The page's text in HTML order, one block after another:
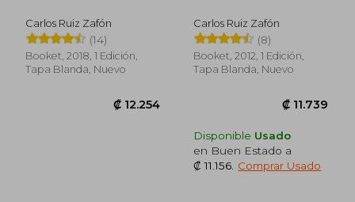
Carlos Ruiz Zafón
(14)
Booket, 2018, 1 Edición,
Tapa Blanda, Nuevo
Carlos Ruiz Zafón
(8)
Booket, 2012, 1 Edición,
Tapa Blanda, Nuevo
Disponible Usado
en Buen Estado a
₡ 11.156 Comprar Usado